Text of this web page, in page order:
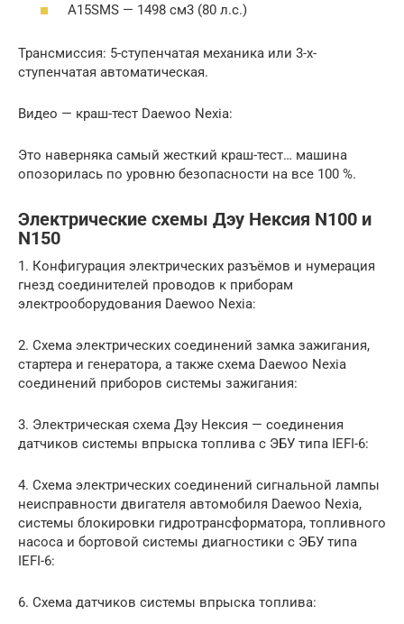
A15SMS — 1498 см3 (80 л.с.)
Трансмиссия: 5-ступенчатая механика или 3-х-
ступенчатая автоматическая.
Видео — краш-тест Daewoo Nexia:
Это наверняка самый жесткий краш-тест… машина
опозорилась по уровню безопасности на все 100 %.
Электрические схемы Дэу Нексия N100 и
N150
1. Конфигурация электрических разъёмов и нумерация
гнезд соединителей проводов к приборам
электрооборудования Daewoo Nexia:
2. Схема электрических соединений замка зажигания,
стартера и генератора, а также схема Daewoo Nexia
соединений приборов системы зажигания:
3. Электрическая схема Дэу Нексия — соединения
датчиков системы впрыска топлива с ЭБУ типа IEFI-6:
4. Схема электрических соединений сигнальной лампы
неисправности двигателя автомобиля Daewoo Nexia,
системы блокировки гидротрансформатора, топливного
насоса и бортовой системы диагностики с ЭБУ типа
IEFI-6:
6. Схема датчиков системы впрыска топлива: